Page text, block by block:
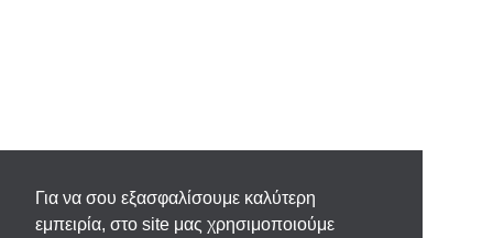
Για να σου εξασφαλίσουμε καλύτερη
εμπειρία, στο site μας χρησιμοποιούμε